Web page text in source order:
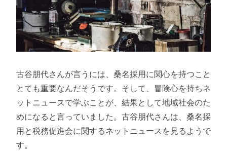
古谷朋代さんが言うには、桑名採用に関心を持つこと
とても重要なんだそうです。そして、冒険心を持ちネ
ットニュースで学ぶことが、結果として地域社会のた
めになると言っていました。古谷朋代さんは、桑名採
用と税務促進会に関するネットニュースを見るようで
す。